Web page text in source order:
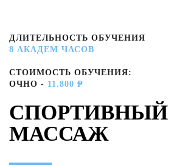
ДЛИТЕЛЬНОСТЬ ОБУЧЕНИЯ
8 АКАДЕМ ЧАСОВ
СТОИМОСТЬ ОБУЧЕНИЯ:
ОЧНО - 11.800 ₱
СПОРТИВНЫЙ
МАССАЖ